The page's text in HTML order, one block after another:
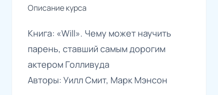
Описание курса
Книга: «Will». Чему может научить
парень, ставший самым дорогим
актером Голливуда
Авторы: Уилл Смит, Марк Мэнсон